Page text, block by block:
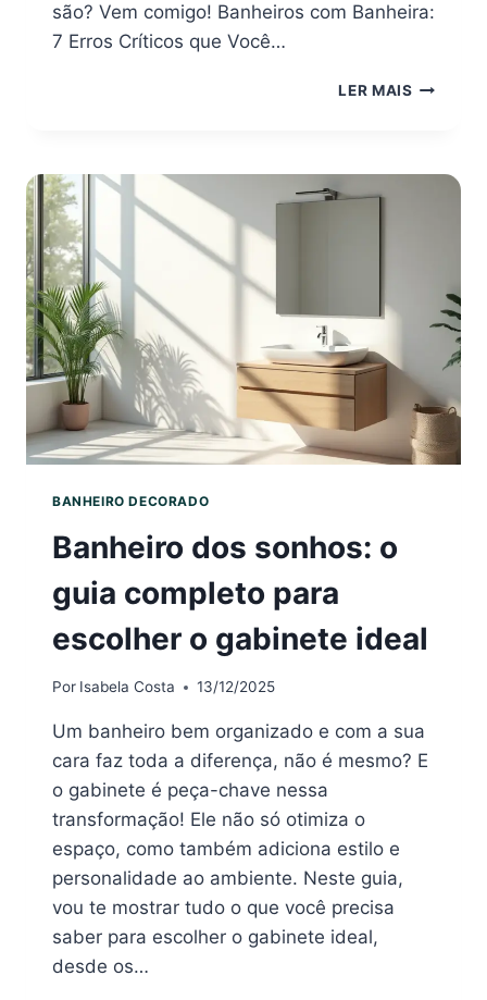
são? Vem comigo! Banheiros com Banheira:
7 Erros Críticos que Você…
LER MAIS
ERROS
BANHEIRO DECORADO
Banheiro dos sonhos: o
guia completo para
escolher o gabinete ideal
Por Isabela Costa 13/12/2025
Um banheiro bem organizado e com a sua
cara faz toda a diferença, não é mesmo? E
o gabinete é peça-chave nessa
transformação! Ele não só otimiza o
espaço, como também adiciona estilo e
personalidade ao ambiente. Neste guia,
vou te mostrar tudo o que você precisa
saber para escolher o gabinete ideal,
desde os…